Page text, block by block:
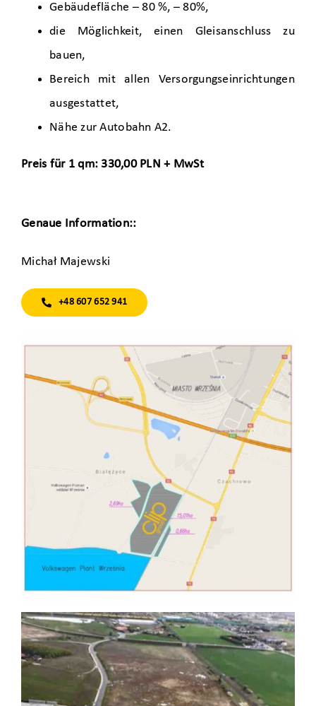
Gebäudefläche – 80 %, – 80%,
die Möglichkeit, einen Gleisanschluss zu
bauen,
Bereich mit allen Versorgungseinrichtungen
ausgestattet,
Nähe zur Autobahn A2.
Preis für 1 qm: 330,00 PLN + MwSt
Genaue Information::
Michał Majewski
+48 607 652 941